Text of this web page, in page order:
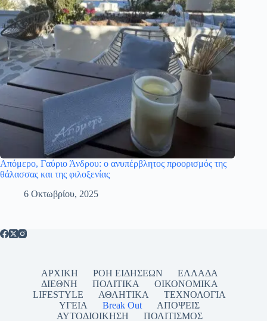
Απόμερο, Γαύριο Άνδρου: ο ανυπέρβλητος προορισμός της
θάλασσας και της φιλοξενίας
6 Οκτωβρίου, 2025
ΑΡΧΙΚΗ ΡΟΗ ΕΙΔΗΣΕΩΝ
ΕΛΛΑΔΑ
ΔΙΕΘΝΗ
ΠΟΛΙΤΙΚΑ
ΟΙΚΟΝΟΜΙΚΑ
LIFESTYLE
ΑΘΛΗΤΙΚΑ
ΤΕΧΝΟΛΟΓΙΑ
ΥΓΕΙΑ
Break Out
ΑΠΟΨΕΙΣ
ΑΥΤΟΔΙΟΙΚΗΣΗ
ΠΟΛΙΤΙΣΜΟΣ